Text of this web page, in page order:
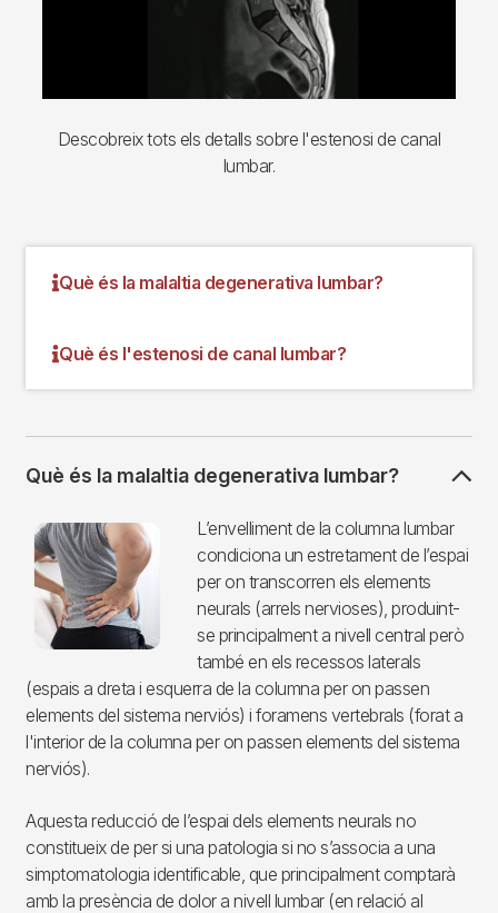
Descobreix tots els detalls sobre l'estenosi de canal
lumbar.
Què és la malaltia degenerativa lumbar?
Què és l'estenosi de canal lumbar?
Què és la malaltia degenerativa lumbar?
Imagen
L’envelliment de la columna lumbar
condiciona un estretament de l’espai
per on transcorren els elements
neurals (arrels nervioses), produint-
se principalment a nivell central però
també en els recessos laterals
(espais a dreta i esquerra de la columna per on passen
elements del sistema nerviós) i foramens vertebrals (forat a
l'interior de la columna per on passen elements del sistema
nerviós).
Aquesta reducció de l’espai dels elements neurals no
constitueix de per si una patologia si no s’associa a una
simptomatologia identificable, que principalment comptarà
amb la presència de dolor a nivell lumbar (en relació al